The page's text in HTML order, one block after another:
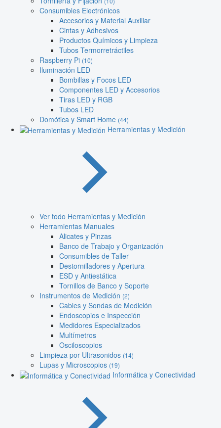
Consumibles Electrónicos
Accesorios y Material Auxiliar
Cintas y Adhesivos
Productos Químicos y Limpieza
Tubos Termorretráctiles
Raspberry Pi (10)
Iluminación LED
Bombillas y Focos LED
Componentes LED y Accesorios
Tiras LED y RGB
Tubos LED
Domótica y Smart Home (44)
Herramientas y Medición
Ver todo Herramientas y Medición
Herramientas Manuales
Alicates y Pinzas
Banco de Trabajo y Organización
Consumibles de Taller
Destornilladores y Apertura
ESD y Antiestática
Tornillos de Banco y Soporte
Instrumentos de Medición (2)
Cables y Sondas de Medición
Endoscopios e Inspección
Medidores Especializados
Multímetros
Osciloscopios
Limpieza por Ultrasonidos (14)
Lupas y Microscopios (19)
Informática y Conectividad